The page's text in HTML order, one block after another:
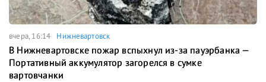
вчера, 16:14 Нижневартовск
В Нижневартовске пожар вспыхнул из-за пауэрбанка —
Портативный аккумулятор загорелся в сумке
вартовчанки